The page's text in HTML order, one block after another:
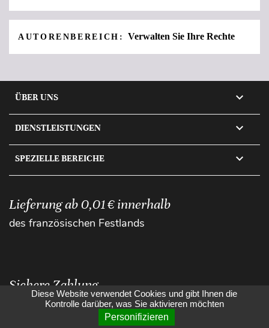
AUTORENBEREICH: Verwalten Sie Ihre Rechte
ÜBER UNS 
DIENSTLEISTUNGEN 
SPEZIELLE BEREICHE 
Lieferung ab 0,01 € innerhalb
des französischen Festlands
Sichere Zahlung
Diese Website verwendet Cookies und gibt Ihnen die
Kontrolle darüber, was Sie aktivieren möchten
Personifizieren